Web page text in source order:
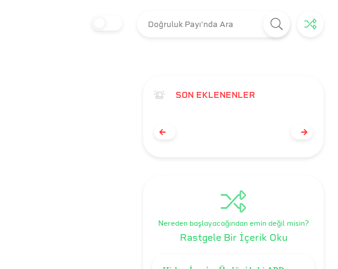
SON EKLENENLER
Nereden başlayacağından emin değil misin?
Rastgele Bir İçerik Oku